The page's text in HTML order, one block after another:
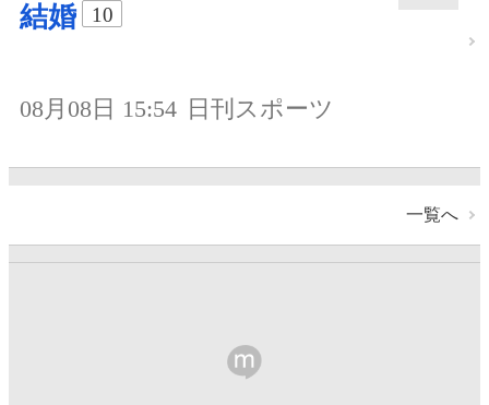
結婚
10
08月08日 15:54 日刊スポーツ
一覧へ